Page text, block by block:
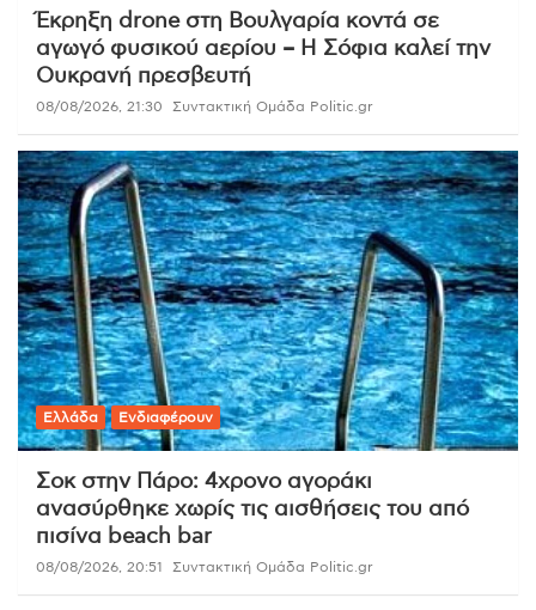
Έκρηξη drone στη Βουλγαρία κοντά σε
αγωγό φυσικού αερίου – Η Σόφια καλεί την
Ουκρανή πρεσβευτή
08/08/2026, 21:30 Συντακτική Ομάδα Politic.gr
Ελλάδα Ενδιαφέρουν
Σοκ στην Πάρο: 4χρονο αγοράκι
ανασύρθηκε χωρίς τις αισθήσεις του από
πισίνα beach bar
08/08/2026, 20:51 Συντακτική Ομάδα Politic.gr